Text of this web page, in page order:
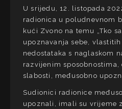
U srijedu, 12. listopada
radionica u poludnevnom
kući Zvono na temu „Tko
upoznavanja sebe,
nedostataka s naglaskom
razvijenim sposobnostima,
slabosti, međusobno
Sudionici radionice
upoznali, imali su vrijeme